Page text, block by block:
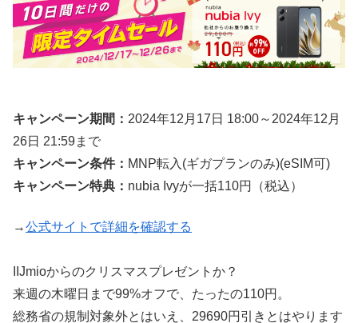
キャンペーン期間： 2024年12月17日 18:00～2024年12月
26日 21:59まで
キャンペーン条件： MNP転入(ギガプランのみ)(eSIM可)
キャンペーン特典： nubia Ivyが一括110円（税込）
→公式サイトで詳細を確認する
IIJmioからのクリスマスプレゼントか？
来週の木曜日まで99%オフで、たったの110円。
総務省の規制対象外とはいえ、29690円引きとはやります